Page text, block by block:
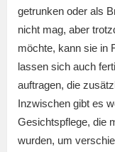
getrunken oder als
nicht mag, aber
möchte, kann sie in
lassen sich auch
auftragen, die
Inzwischen gibt es
Gesichtspflege, die
wurden, um